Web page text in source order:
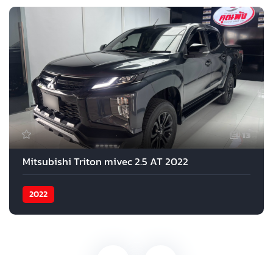
13
Mitsubishi Triton mivec 2.5 AT 2022
2022